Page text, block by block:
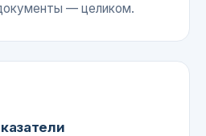
— целиком.